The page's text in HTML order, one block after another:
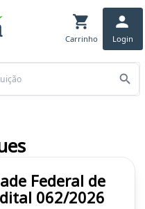
Carrinho Login
Federal de
062/2026